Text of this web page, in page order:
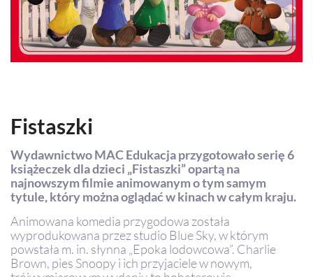
Fistaszki
Wydawnictwo MAC Edukacja przygotowało serię 6
książeczek dla dzieci „Fistaszki” opartą na
najnowszym filmie animowanym o tym samym
tytule, który można oglądać w kinach w całym kraju.
Animowana komedia przygodowa została
wyprodukowana przez studio Blue Sky, w którym
powstała m. in. słynna „Epoka lodowcowa”. Charlie
Brown, pies Snoopy i ich przyjaciele w nowym,